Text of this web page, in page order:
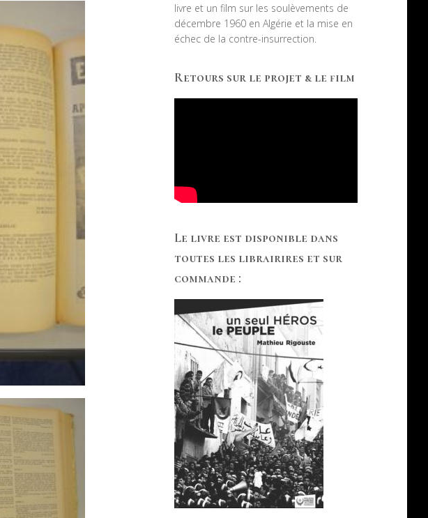
livre et un film sur les soulèvements de
décembre 1960 en Algérie et la mise en
échec de la contre-insurrection.
Retours sur le projet & le film
Le livre est disponible dans
toutes les librairires et sur
commande :